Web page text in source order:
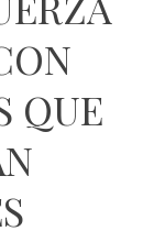
QUE